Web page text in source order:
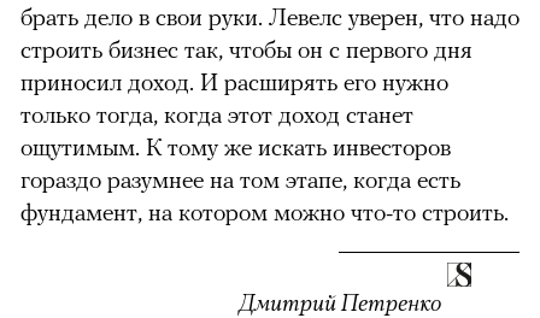
брать дело в свои руки. Левелс уверен, что надо
строить бизнес так, чтобы он с первого дня
приносил доход. И расширять его нужно
только тогда, когда этот доход станет
ощутимым. К тому же искать инвесторов
гораздо разумнее на том этапе, когда есть
фундамент, на котором можно что-то строить.
Дмитрий Петренко